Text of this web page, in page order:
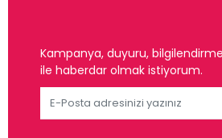
Kampanya, duyuru,
ile haberdar olmak istiyorum.